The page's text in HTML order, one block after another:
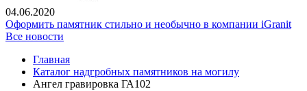
04.06.2020
Оформить памятник стильно и необычно в компании iGranit
Все новости
Главная
Каталог надгробных памятников на могилу
Ангел гравировка ГА102